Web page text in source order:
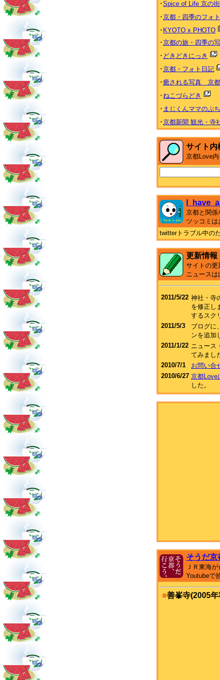
･Spice of Life 京の
･京都・四季のフォ
･ KYOTO x PHOTO
･京都の旅・四季の
･ どきどきにっき
･京都・フォト日記
･癒される写真 京
･ねこづらどき
･ まじくんママのぷ
･京都新聞 観光・寺
サイト内
京都Love
京都と関係
ツッコミ
twitterトラブル中の
更新情報
サイトの更
ニュース
2011/5/22 神社・寺
を修正し
するスク
2011/5/3
ブログに
ンを追加
2011/1/22 ニュース
てみまし
2010/7/1
お問い合
2010/6/27 京都Love
した。
そうだ京
ＪＲ東海
Youtubeで
■善峯寺(2005年